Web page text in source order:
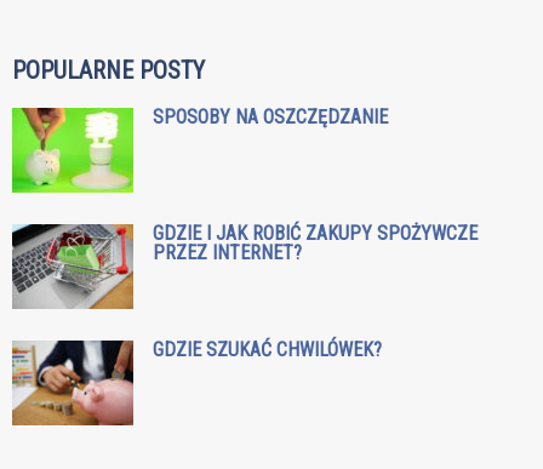
POPULARNE POSTY
SPOSOBY NA OSZCZĘDZANIE
GDZIE I JAK ROBIĆ ZAKUPY SPOŻYWCZE
PRZEZ INTERNET?
GDZIE SZUKAĆ CHWILÓWEK?